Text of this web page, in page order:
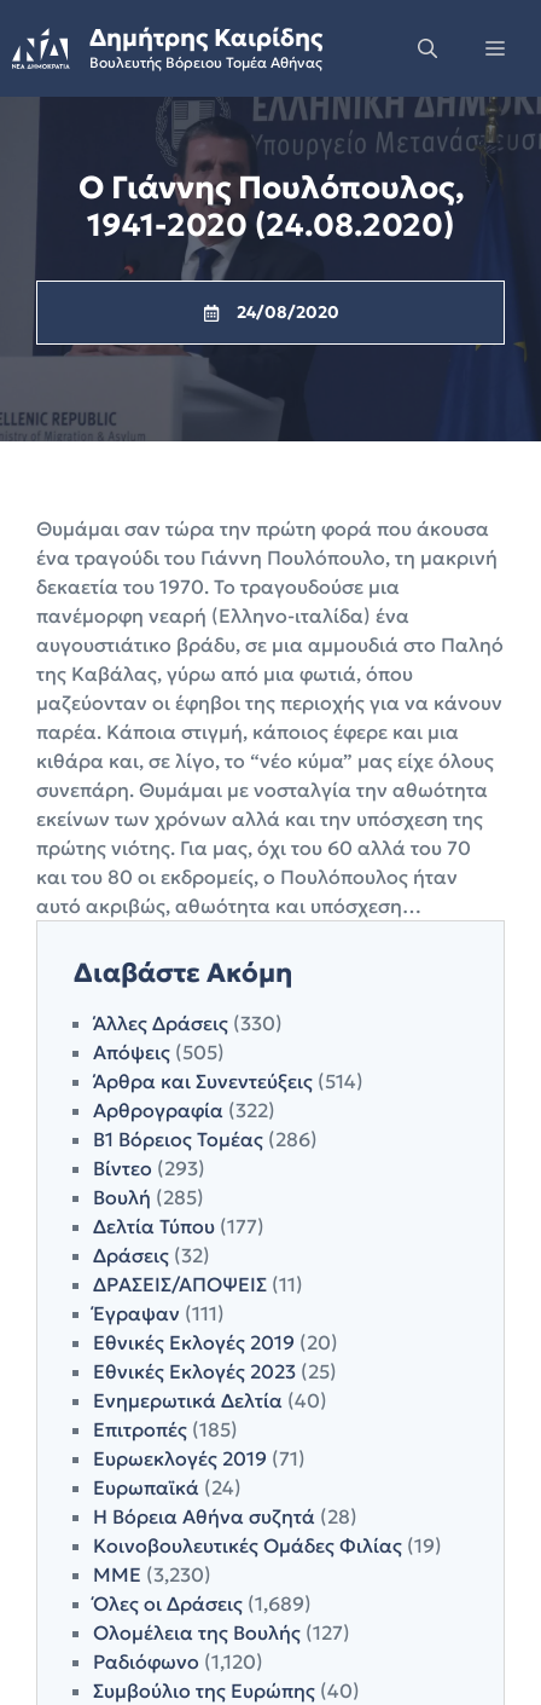
to
content
Δημήτρης Καιρίδης
Βουλευτής Βόρειου Τομέα Αθήνας
Ο Γιάννης Πουλόπουλος,
1941-2020 (24.08.2020)
24/08/2020
Θυμάμαι σαν τώρα την πρώτη φορά που άκουσα
ένα τραγούδι του Γιάννη Πουλόπουλο, τη μακρινή
δεκαετία του 1970. Το τραγουδούσε μια
πανέμορφη νεαρή (Ελληνο-ιταλίδα) ένα
αυγουστιάτικο βράδυ, σε μια αμμουδιά στο Παληό
της Καβάλας, γύρω από μια φωτιά, όπου
μαζεύονταν οι έφηβοι της περιοχής για να κάνουν
παρέα. Κάποια στιγμή, κάποιος έφερε και μια
κιθάρα και, σε λίγο, το “νέο κύμα” μας είχε όλους
συνεπάρη. Θυμάμαι με νοσταλγία την αθωότητα
εκείνων των χρόνων αλλά και την υπόσχεση της
πρώτης νιότης. Για μας, όχι του 60 αλλά του 70
και του 80 οι εκδρομείς, ο Πουλόπουλος ήταν
αυτό ακριβώς, αθωότητα και υπόσχεση…
Διαβάστε Ακόμη
Άλλες Δράσεις (330)
Απόψεις (505)
Άρθρα και Συνεντεύξεις (514)
Αρθρογραφία (322)
Β1 Βόρειος Τομέας (286)
Βίντεο (293)
Βουλή (285)
Δελτία Τύπου (177)
Δράσεις (32)
ΔΡΑΣΕΙΣ/ΑΠΟΨΕΙΣ (11)
Έγραψαν (111)
Εθνικές Εκλογές 2019 (20)
Εθνικές Εκλογές 2023 (25)
Ενημερωτικά Δελτία (40)
Επιτροπές (185)
Ευρωεκλογές 2019 (71)
Ευρωπαϊκά (24)
Η Βόρεια Αθήνα συζητά (28)
Κοινοβουλευτικές Ομάδες Φιλίας (19)
ΜΜΕ (3,230)
Όλες οι Δράσεις (1,689)
Ολομέλεια της Βουλής (127)
Ραδιόφωνο (1,120)
Συμβούλιο της Ευρώπης (40)